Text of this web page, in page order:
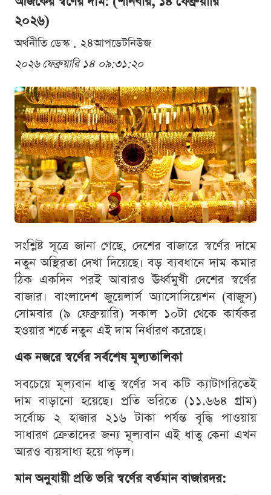
২০২৬)
অর্থনীতি ডেস্ক . ২৪আপডেটনিউজ
২০২৬ ফেব্রুয়ারি ১৪ ০৯:৩১:২০
সংশ্লিষ্ট সূত্রে জানা গেছে, দেশের বাজারে স্বর্ণের দামে
নতুন অস্থিরতা দেখা দিয়েছে। বড় ব্যবধানে দাম কমার
ঠিক একদিন পরই আবারও ঊর্ধ্বমুখী দেশের স্বর্ণের
বাজার। বাংলাদেশ জুয়েলার্স অ্যাসোসিয়েশন (বাজুস)
সোমবার (৯ ফেব্রুয়ারি) সকাল ১০টা থেকে কার্যকর
হওয়ার শর্তে নতুন এই দাম নির্ধারণ করেছে।
এক নজরে স্বর্ণের সর্বশেষ মূল্যতালিকা
সবচেয়ে মূল্যবান ধাতু স্বর্ণের সব কটি ক্যাটাগরিতেই
দাম বাড়ানো হয়েছে। প্রতি ভরিতে (১১.৬৬৪ গ্রাম)
সর্বোচ্চ ২ হাজার ২১৬ টাকা পর্যন্ত বৃদ্ধি পাওয়ায়
সাধারণ ক্রেতাদের জন্য মূল্যবান এই ধাতু কেনা এখন
আরও ব্যয়সাধ্য হয়ে পড়ল।
মান অনুযায়ী প্রতি ভরি স্বর্ণের বর্তমান বাজারদর: